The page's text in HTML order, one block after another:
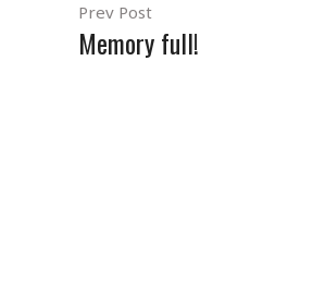
Prev Post
Memory full!